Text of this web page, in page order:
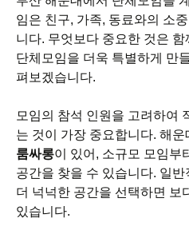
임은 친구, 가족, 동료와의 소
니다. 무엇보다 중요한 것은
단체모임을 더욱 특별하게 만
펴보겠습니다.
모임의 참석 인원을 고려하여
는 것이 가장 중요합니다. 해운
룸싸롱이 있어, 소규모 모임부
공간을 찾을 수 있습니다. 일
더 넉넉한 공간을 선택하면 보
있습니다.